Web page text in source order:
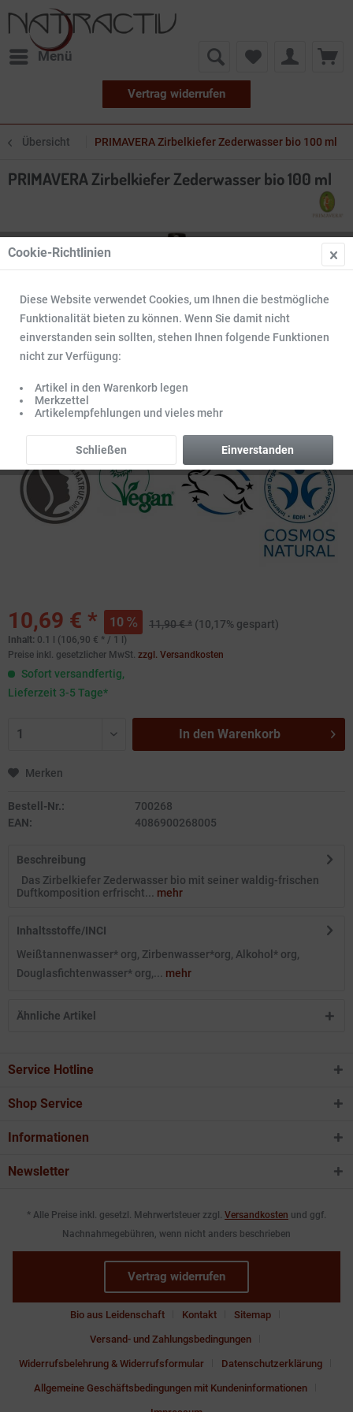
Menü
Vertrag widerrufen
Übersicht PRIMAVERA Zirbelkiefer Zederwasser bio 100 ml
PRIMAVERA Zirbelkiefer Zederwasser bio 100 ml
10,69 € * 10 11,90 € * (10,17% gespart)
Inhalt: 0.1 l (106,90 € * / 1 l)
Preise inkl. gesetzlicher MwSt. zzgl. Versandkosten
Sofort versandfertig,
Lieferzeit 3-5 Tage*
In den Warenkorb
Merken
Bestell-Nr.:
700268
EAN:
4086900268005
Beschreibung
Das Zirbelkiefer Zederwasser bio mit seiner waldig-frischen
Duftkomposition erfrischt... mehr
Inhaltsstoffe/INCI
Weißtannenwasser* org, Zirbenwasser*org, Alkohol* org,
Douglasfichtenwasser* org,... mehr
Ähnliche Artikel
Service Hotline
Shop Service
Informationen
Newsletter
* Alle Preise inkl. gesetzl. Mehrwertsteuer zzgl. Versandkosten und ggf.
Nachnahmegebühren, wenn nicht anders beschrieben
Vertrag widerrufen
Bio aus Leidenschaft Kontakt Sitemap
Versand- und Zahlungsbedingungen
Widerrufsbelehrung & Widerrufsformular Datenschutzerklärung
Allgemeine Geschäftsbedingungen mit Kundeninformationen
Cookie-Richtlinien
Diese Website verwendet Cookies, um Ihnen die bestmögliche
Funktionalität bieten zu können. Wenn Sie damit nicht
einverstanden sein sollten, stehen Ihnen folgende Funktionen
nicht zur Verfügung:
Artikel in den Warenkorb legen
Merkzettel
Artikelempfehlungen und vieles mehr
Einverstanden
Schließen